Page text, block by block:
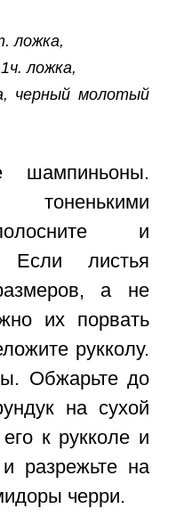
ложка,
ложка,
черный молотый
шампиньоны.
и
Если листья
а не
их порвать
рукколу.
Обжарьте до
на сухой
к рукколе и
разрежьте на
черри.